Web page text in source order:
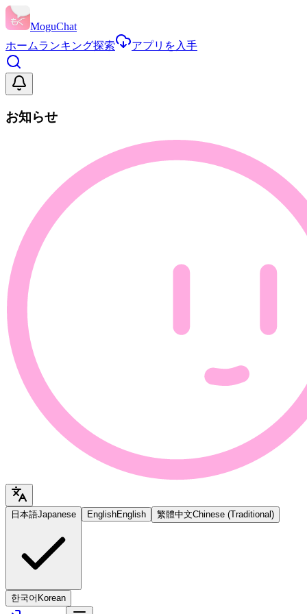
MoguChat
ホームランキング探索 アプリを入手
お知らせ
日本語Japanese EnglishEnglish 繁體中文Chinese (Traditional)
한국어 Korean